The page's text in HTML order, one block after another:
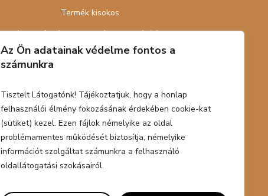
Az Ön adatainak védelme fontos a
számunkra
Tisztelt Látogatónk! Tájékoztatjuk, hogy a honlap
felhasználói élmény fokozásának érdekében cookie-kat
(sütiket) kezel. Ezen fájlok némelyike az oldal
problémamentes működését biztosítja, némelyike
információt szolgáltat számunkra a felhasználó
oldallátogatási szokásairól.
Termék kisokos
Céges ajándék, kitelepülés, csapatépítő
Workshop
E-book, tananyag
Kapcsolat
Webshop
Nyári cukrász tábor gyerekeknek